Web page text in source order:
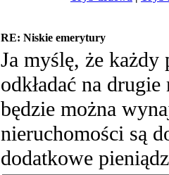
RE: Niskie emerytury
Ja myślę, że każdy
odkładać na
będzie można
nieruchomości są
dodatkowe